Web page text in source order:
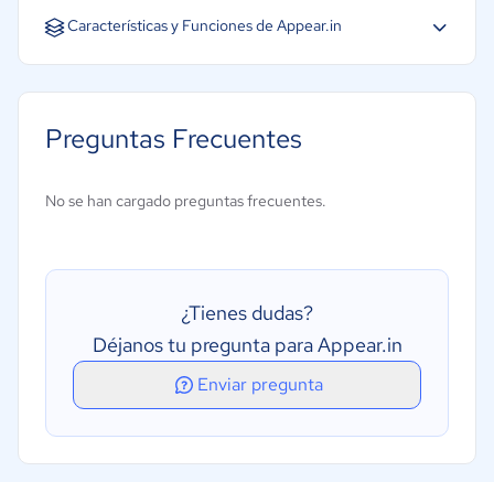
Características y Funciones de Appear.in
Preguntas Frecuentes
No se han cargado preguntas frecuentes.
¿Tienes dudas?
Déjanos tu pregunta para Appear.in
Enviar pregunta